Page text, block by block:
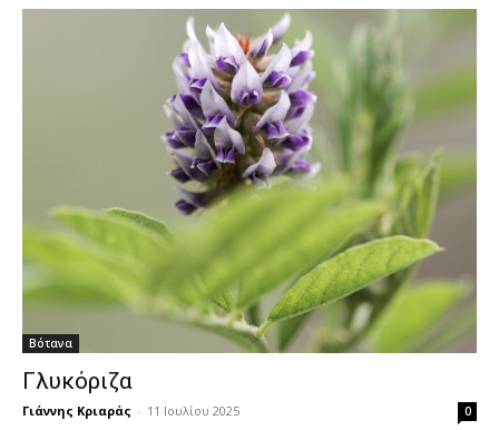
Βότανα
Γλυκόριζα
Γιάννης Κριαράς - 11 Ιουλίου 2025 0